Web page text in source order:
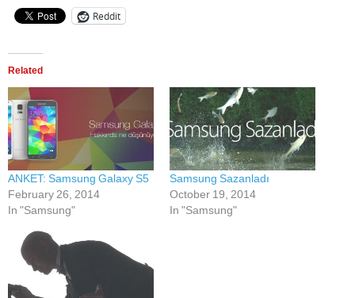
Reddit
Related
ANKET: Samsung Galaxy S5
February 26, 2014
In "Samsung"
Samsung Sazanladı
October 19, 2014
In "Samsung"